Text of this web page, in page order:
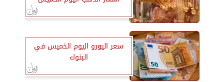
سعر اليورو اليوم الخميس في
البنوك